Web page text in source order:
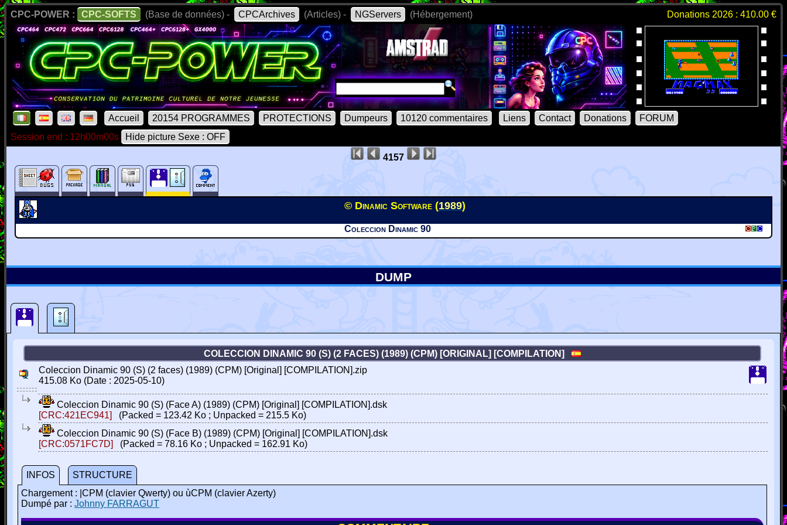
CPC-POWER : CPC-SOFTS (Base de données) - CPCArchives (Articles) - NGServers (Hébergement) Donations 2026 : 410.00 €
Accueil 20154 PROGRAMMES PROTECTIONS Dumpeurs 10120 commentaires Liens Contact Donations
FORUM
Session end : 12h00m00s
Hide picture Sexe : OFF
4157
© Dinamic Software (1989)
Coleccion Dinamic 90
DUMP
COLECCION DINAMIC 90 (S) (2 FACES) (1989) (CPM) [ORIGINAL] [COMPILATION]
Coleccion Dinamic 90 (S) (2 faces) (1989) (CPM) [Original] [COMPILATION].zip
415.08 Ko (Date : 2025-05-10)
Coleccion Dinamic 90 (S) (Face A) (1989) (CPM) [Original] [COMPILATION].dsk
[CRC:421EC941]
(Packed = 123.42 Ko ; Unpacked = 215.5 Ko)
Coleccion Dinamic 90 (S) (Face B) (1989) (CPM) [Original] [COMPILATION].dsk
[CRC:0571FC7D]
(Packed = 78.16 Ko ; Unpacked = 162.91 Ko)
INFOS
STRUCTURE
Chargement : |CPM (clavier Qwerty) ou ùCPM (clavier Azerty)
Dumpé par : Johnny FARRAGUT